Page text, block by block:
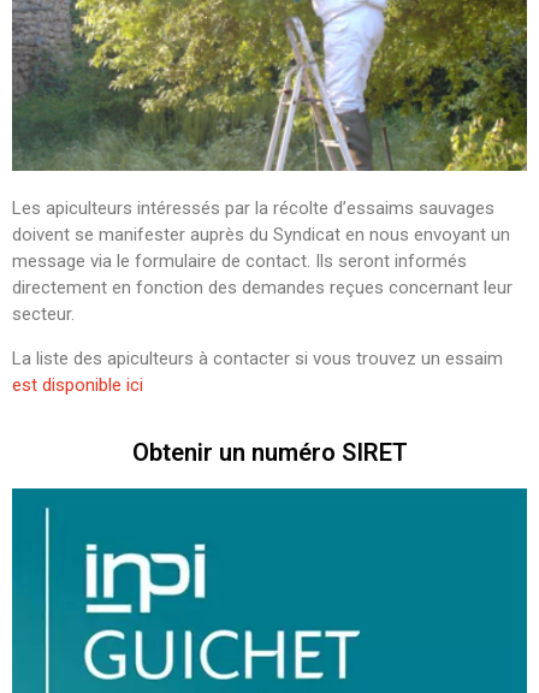
Les apiculteurs intéressés par la récolte d’essaims sauvages
doivent se manifester auprès du Syndicat en nous envoyant un
message via le formulaire de contact. Ils seront informés
directement en fonction des demandes reçues concernant leur
secteur.
La liste des apiculteurs à contacter si vous trouvez un essaim
est disponible ici
Obtenir un numéro SIRET